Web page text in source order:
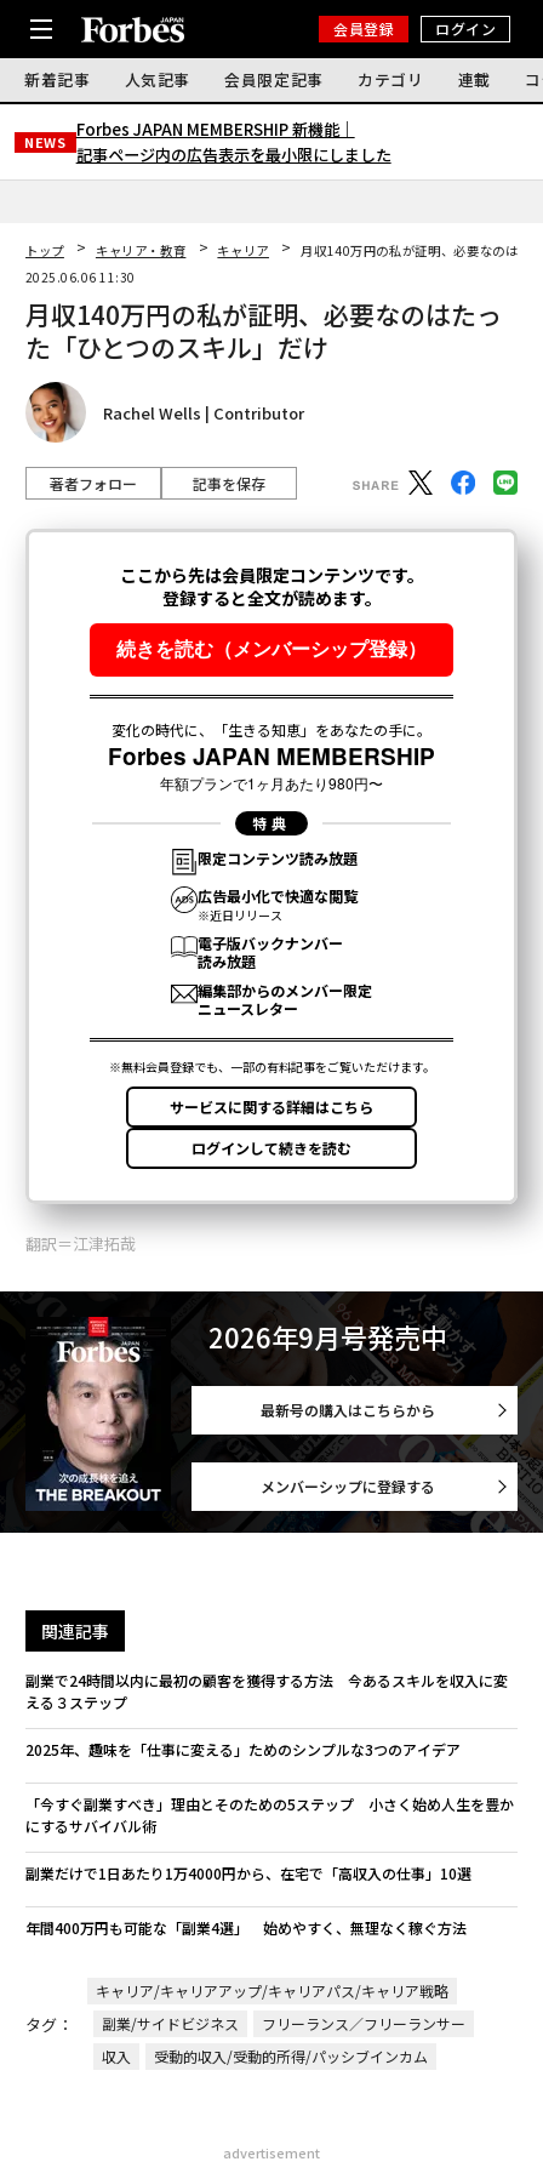
会員登録 ログイン
新着記事 人気記事 会員限定記事 カテゴリ 連載
NEWS
Forbes JAPAN MEMBERSHIP 新機能｜
記事ページ内の広告表示を最小限にしました
トップ キャリア・教育 キャリア
月収140万円の私が証明、必要なのはた
2025.06.06 11:30
月収140万円の私が証明、必要なのはたっ
た「ひとつのスキル」だけ
Rachel Wells | Contributor
著者フォロー 記事を保存
翻訳＝江津拓哉
2026年9月号発売中
最新号の購入はこちらから
メンバーシップに登録する
関連記事
副業で24時間以内に最初の顧客を獲得する方法 今あるスキルを収入に変
える３ステップ
2025年、趣味を「仕事に変える」ためのシンプルな3つのアイデア
「今すぐ副業すべき」理由とそのための5ステップ 小さく始め人生を豊か
にするサバイバル術
副業だけで1日あたり1万4000円から、在宅で「高収入の仕事」10選
年間400万円も可能な「副業4選」 始めやすく、無理なく稼ぐ方法
タグ：
キャリア/キャリアアップ/キャリアパス/キャリア戦略
副業/サイドビジネス
フリーランス／フリーランサー
収入
受動的収入/受動的所得/パッシブインカム
advertisement